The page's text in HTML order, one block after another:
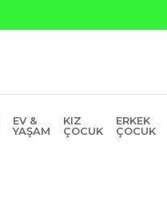
EV &
YAŞAM
KIZ
ÇOCUK
ERKEK
ÇOCUK